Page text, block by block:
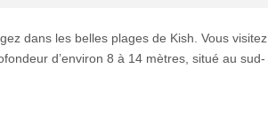
dans les belles plages de Kish. Vous visitez
d’environ 8 à 14 mètres, situé au sud-